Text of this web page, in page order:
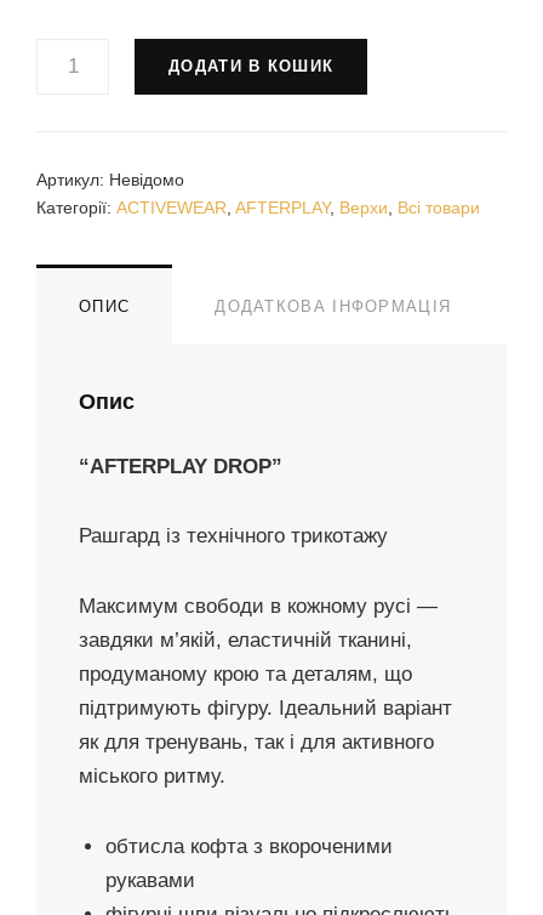
SHORT"
ДОДАТИ В КОШИК
Артикул: Невідомо
Категорії: ACTIVEWEAR AFTERPLAY, Верхи Всі товари
ОПИС ДОДАТКОВА ІНФОРМАЦІЯ
Опис
“AFTERPLAY DROP”
Рашгард із технічного трикотажу
Максимум свободи в кожному русі —
завдяки м’якій, еластичній тканині,
продуманому крою та деталям, що
підтримують фігуру. Ідеальний варіант
як для тренувань, так і для активного
міського ритму.
обтисла кофта з вкороченими
рукавами